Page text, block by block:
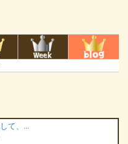
会社経営を完全自動化して、人生を楽しもう